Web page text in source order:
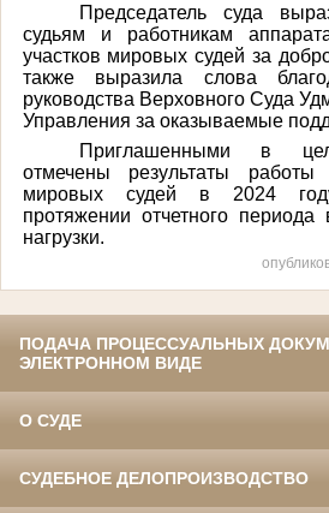
Председатель суда
судьям и работникам
участков мировых судей за
также выразила слова
руководства Верховного Суда
Управления за оказываемые
Приглашенными в
отмечены результаты
мировых судей в 2024
протяжении отчетного
нагрузки.
ПОДАЧА ПРОЦЕССУАЛЬНЫХ
ЭЛЕКТРОННОМ ВИДЕ
О СУДЕ
СУДЕБНОЕ ДЕЛОПРОИЗВОДСТВО